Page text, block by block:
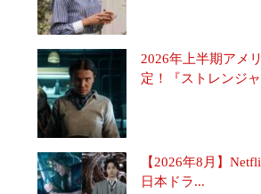
2026年上半期アメ
定！『ストレンジ
【2026年8月】
日本ドラ...